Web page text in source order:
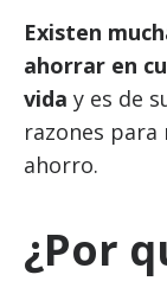
Existen
ahorrar en
vida y es de
razones
ahorro.
¿Por